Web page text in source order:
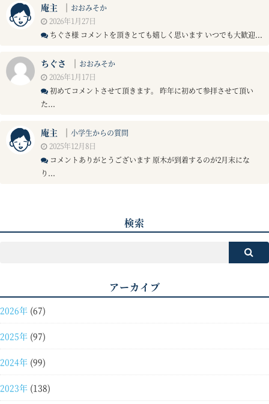
庵主 ｜ おおみそか
2026年1月27日
ちぐさ様 コメントを頂きとても嬉しく思います いつでも大歓迎...
ちぐさ ｜ おおみそか
2026年1月17日
初めてコメントさせて頂きます。 昨年に初めて参拝させて頂い
た...
庵主 ｜ 小学生からの質問
2025年12月8日
コメントありがとうございます 原木が到着するのが2月末にな
り...
検索
アーカイブ
2026年 (67)
2025年 (97)
2024年 (99)
2023年 (138)